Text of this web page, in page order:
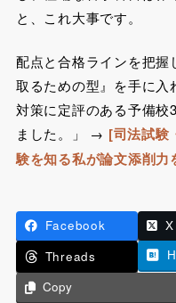
と、これ大事です。
配点と合格ラインを把
取るための型』を手に
対策に定評のある予備校
ました。」 → [司法試験
験を知る私が論文添削力
Facebook X
Threads
Copy